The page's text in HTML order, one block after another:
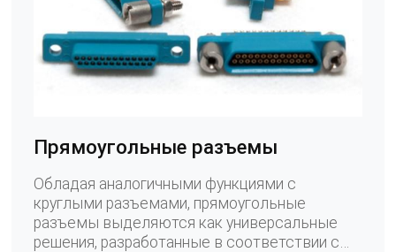
Прямоугольные разъемы
Обладая аналогичными функциями с
круглыми разъемами, прямоугольные
разъемы выделяются как универсальные
решения, разработанные в соответствии с